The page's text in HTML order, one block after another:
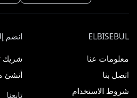
ELBISEBUL
معلومات عنا
اتصل بنا
شروط الاستخدام
انضم
شريك
أنشئ
تابعنا